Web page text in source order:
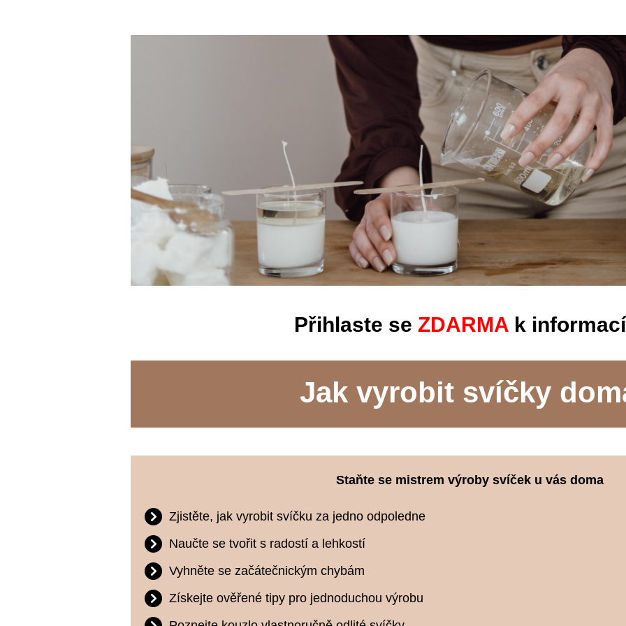
Přihlaste se ZDARMA k
Jak vyrobit svíčky
Staňte se mistrem výroby svíček u vás doma
Zjistěte, jak vyrobit svíčku za jedno odpoledne
Naučte se tvořit s radostí a lehkostí
Vyhněte se začátečnickým chybám
Získejte ověřené tipy pro jednoduchou výrobu